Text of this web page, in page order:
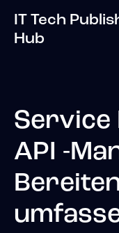
IT Tech
Hub
Service
API -